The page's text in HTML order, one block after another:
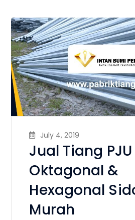
July 4, 2019
Jual Tiang PJU
Oktagonal &
Hexagonal
Murah